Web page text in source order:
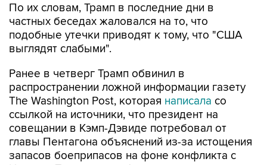
По их словам, Трамп в последние дни в
частных беседах жаловался на то, что
подобные утечки приводят к тому, что "США
выглядят слабыми".
Ранее в четверг Трамп обвинил в
распространении ложной информации газету
The Washington Post, которая написала со
ссылкой на источники, что президент на
совещании в Кэмп-Дэвиде потребовал от
главы Пентагона объяснений из-за истощения
запасов боеприпасов на фоне конфликта с